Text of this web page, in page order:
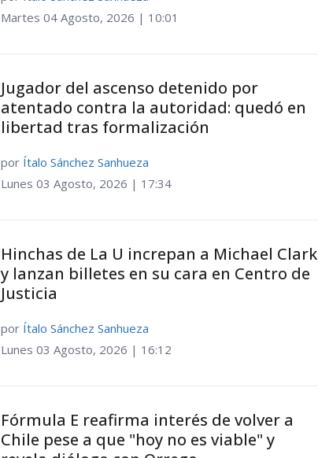
Martes 04 Agosto, 2026 | 10:01
Jugador del ascenso detenido por
atentado contra la autoridad: quedó en
libertad tras formalización
por Ítalo Sánchez Sanhueza
Lunes 03 Agosto, 2026 | 17:34
Hinchas de La U increpan a Michael Clark
y lanzan billetes en su cara en Centro de
Justicia
por Ítalo Sánchez Sanhueza
Lunes 03 Agosto, 2026 | 16:12
Fórmula E reafirma interés de volver a
Chile pese a que "hoy no es viable" y